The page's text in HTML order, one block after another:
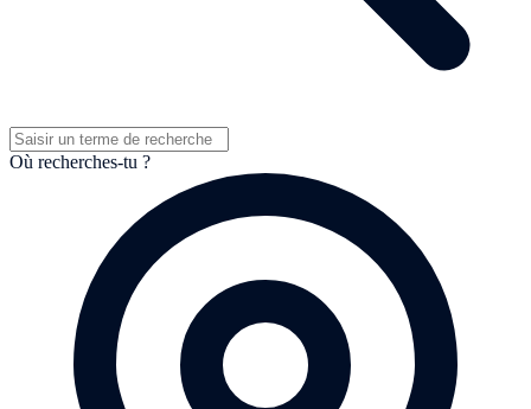
Où recherches-tu ?